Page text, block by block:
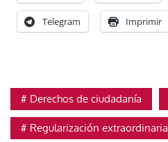
Telegram Imprimir
Derechos de ciudadanía
Regularización extraordinaria